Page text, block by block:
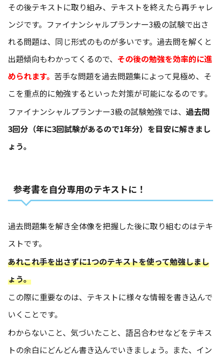
その後テキストに取り組み、テキストを終えたら再チャレ
ンジです。ファイナンシャルプランナー3級の試験で出さ
れる問題は、同じ形式のものが多いです。過去問を解くと
出題傾向もわかってくるので、 その後の勉強を効率的に進
められます。 苦手な問題を過去問題集によって見極め、そ
こを重点的に勉強するといった対策が可能になるのです。
ファイナンシャルプランナー3級の試験勉強では、 過去問
3回分（年に3回試験があるので1年分）を目安に解きまし
ょう。
参考書を自分専用のテキストに！
過去問題集を解き全体像を把握した後に取り組むのはテキ
ストです。
あれこれ手を出さずに1つのテキストを使って勉強しまし
ょう。
この際に重要なのは、テキストに様々な情報を書き込んで
いくことです。
わからないこと、気づいたこと、語呂合わせなどをテキス
トの余白にどんどん書き込んでいきましょう。また、イン